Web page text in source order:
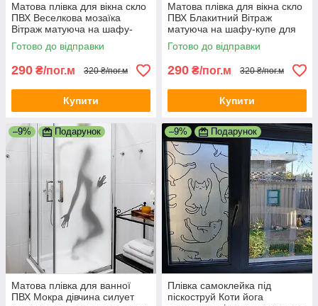
Матова плівка для вікна скло
ПВХ Веселкова мозаїка
Вітраж матуюча на шафу-
купе для дзеркала 1 пог.м
1000х1000 мм
Готово до відправки
290 ₴/пог.м 320 ₴/пог.м
Купити
Матова плівка для вікна скло
ПВХ Блакитний Вітраж
матуюча на шафу-купе для
дзеркала 1 пог.м 1000х1000
мм
Готово до відправки
290 ₴/пог.м 320 ₴/пог.м
Купити
–9% Подарунок
Матова плівка для ванної
ПВХ Мокра дівчина силует
–9% Подарунок
Плівка самоклейка під
піскоструй Коти йога